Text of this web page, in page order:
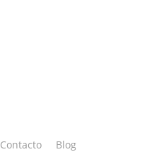
Contacto Blog